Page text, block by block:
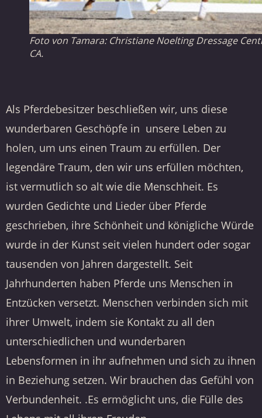
Foto von Tamara: Christiane Noelting Dressage
CA.
Als Pferdebesitzer beschließen wir, uns diese
wunderbaren Geschöpfe in unsere Leben zu
holen, um uns einen Traum zu erfüllen. Der
legendäre Traum, den wir uns erfüllen möchten,
ist vermutlich so alt wie die Menschheit. Es
wurden Gedichte und Lieder über Pferde
geschrieben, ihre Schönheit und königliche Würde
wurde in der Kunst seit vielen hundert oder sogar
tausenden von Jahren dargestellt. Seit
Jahrhunderten haben Pferde uns Menschen in
Entzücken versetzt. Menschen verbinden sich mit
ihrer Umwelt, indem sie Kontakt zu all den
unterschiedlichen und wunderbaren
Lebensformen in ihr aufnehmen und sich zu ihnen
in Beziehung setzen. Wir brauchen das Gefühl von
Verbundenheit. .Es ermöglicht uns, die Fülle des